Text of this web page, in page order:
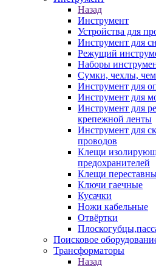
Назад
Инструмент
Устройства для
Инструмент для
Режущий
Наборы
Сумки, чехлы,
Инструмент для
Инструмент для
Инструмент для
крепежной ленты
Инструмент для
проводов
Клещи
предохранителей
Клещи
Ключи гаечные
Кусачки
Ножи кабельные
Отвёртки
Поисковое
Трансформаторы
Назад